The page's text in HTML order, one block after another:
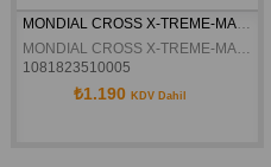
PORT BAGAJ DEMİRİ
MONDIAL CROSS X-TREME-MAX KONTAK KILIT SETI ORJINAL
MONDIAL CROSS X-TREME-MAX KONTAK KILIT SETI ORJINAL
1081823510005
₺1.190 KDV Dahil